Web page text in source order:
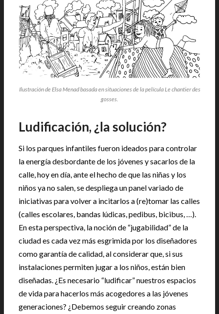
Ilustración de Elsa Menad basada en situaciones de la película Le chantier des
gosses.
Ludificación, ¿la solución?
Si los parques infantiles fueron ideados para controlar
la energía desbordante de los jóvenes y sacarlos de la
calle, hoy en día, ante el hecho de que las niñas y los
niños ya no salen, se despliega un panel variado de
iniciativas para volver a incitarlos a (re)tomar las calles
(calles escolares, bandas lúdicas, pedibus, bicibus, …).
En esta perspectiva, la noción de “jugabilidad” de la
ciudad es cada vez más esgrimida por los diseñadores
como garantía de calidad, al considerar que, si sus
instalaciones permiten jugar a los niños, están bien
diseñadas. ¿Es necesario “ludificar” nuestros espacios
de vida para hacerlos más acogedores a las jóvenes
generaciones? ¿Debemos seguir creando zonas